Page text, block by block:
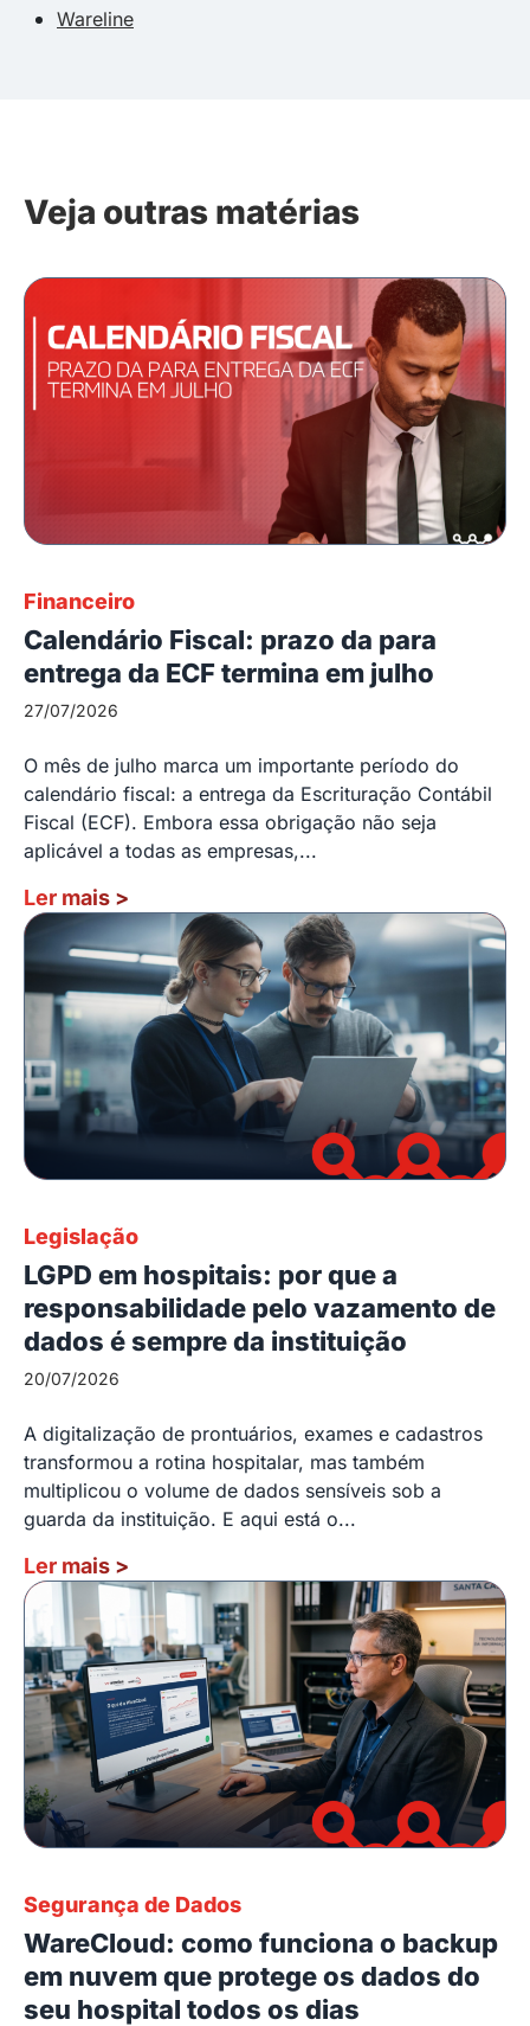
Wareline
Veja outras matérias
Financeiro
Calendário Fiscal: prazo da para
entrega da ECF termina em julho
27/07/2026
O mês de julho marca um importante período do
calendário fiscal: a entrega da Escrituração Contábil
Fiscal (ECF). Embora essa obrigação não seja
aplicável a todas as empresas,...
Ler mais >
Legislação
LGPD em hospitais: por que a
responsabilidade pelo vazamento de
dados é sempre da instituição
20/07/2026
A digitalização de prontuários, exames e cadastros
transformou a rotina hospitalar, mas também
multiplicou o volume de dados sensíveis sob a
guarda da instituição. E aqui está o...
Ler mais >
Segurança de Dados
WareCloud: como funciona o backup
em nuvem que protege os dados do
seu hospital todos os dias